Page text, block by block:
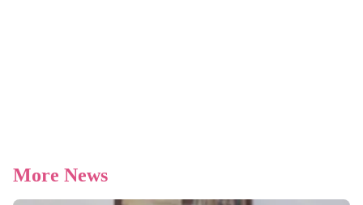
More News